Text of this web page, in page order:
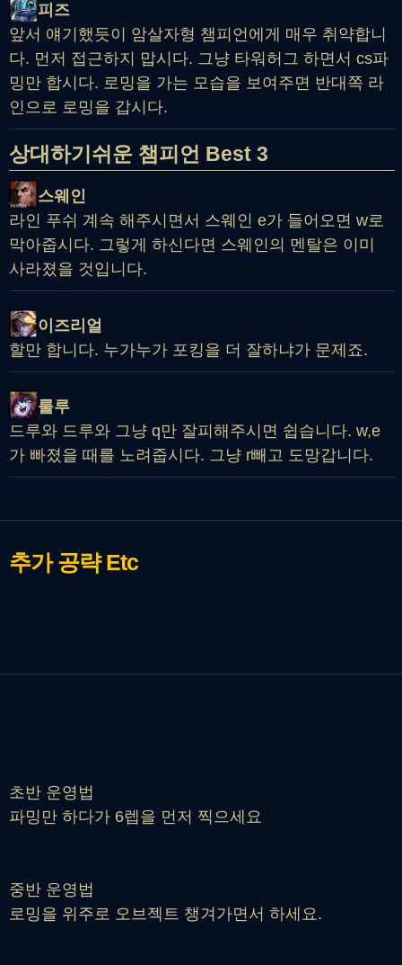
피즈
앞서 얘기했듯이 암살자형 챔피언에게 매우 취약합니
다. 먼저 접근하지 맙시다. 그냥 타워허그 하면서 cs파
밍만 합시다. 로밍을 가는 모습을 보여주면 반대쪽 라
인으로 로밍을 갑시다.
상대하기쉬운 챔피언 Best 3
스웨인
라인 푸쉬 계속 해주시면서 스웨인 e가 들어오면 w로
막아줍시다. 그렇게 하신다면 스웨인의 멘탈은 이미
사라졌을 것입니다.
이즈리얼
할만 합니다. 누가누가 포킹을 더 잘하냐가 문제죠.
룰루
드루와 드루와 그냥 q만 잘피해주시면 쉽습니다. w,e
가 빠졌을 때를 노려줍시다. 그냥 r빼고 도망갑니다.
추가 공략Etc
초반 운영법
파밍만 하다가 6렙을 먼저 찍으세요
중반 운영법
로밍을 위주로 오브젝트 챙겨가면서 하세요.